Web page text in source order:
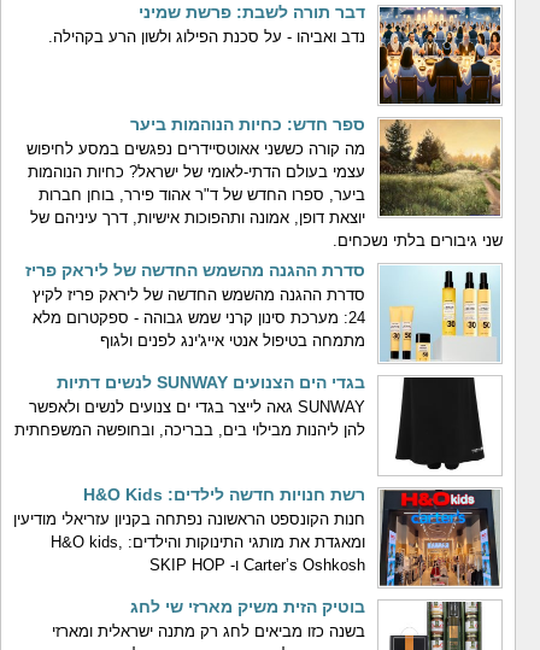
דבר תורה לשבת: פרשת שמיני
נדב ואביהו - על סכנת הפילוג ולשון הרע בקהילה.
ספר חדש: כחיות הנוהמות ביער
מה קורה כששני אאוטסיידרים נפגשים במסע לחיפוש
עצמי בעולם הדתי-לאומי של ישראל? כחיות הנוהמות
ביער, ספרו החדש של ד"ר אהוד פירר, בוחן חברות
יוצאת דופן, אמונה ותהפוכות אישיות, דרך עיניהם של
שני גיבורים בלתי נשכחים.
סדרת ההגנה מהשמש החדשה של ליראק פריז
סדרת ההגנה מהשמש החדשה של ליראק פריז לקיץ
24: מערכת סינון קרני שמש גבוהה - ספקטרום מלא
מתמחה בטיפול אנטי אייג'ינג לפנים ולגוף
בגדי הים הצנועים SUNWAY לנשים דתיות
SUNWAY גאה לייצר בגדי ים צנועים לנשים ולאפשר
להן ליהנות מבילוי בים, בבריכה, ובחופשה המשפחתית
רשת חנויות חדשה לילדים: H&O Kids
חנות הקונספט הראשונה נפתחה בקניון עזריאלי מודיעין
ומאגדת את מותגי התינוקות והילדים: H&O kids,
Carter’s Oshkosh ו- SKIP HOP
בוטיק הזית משיק מארזי שי לחג
בשנה כזו מביאים לחג רק מתנה ישראלית ומארזי